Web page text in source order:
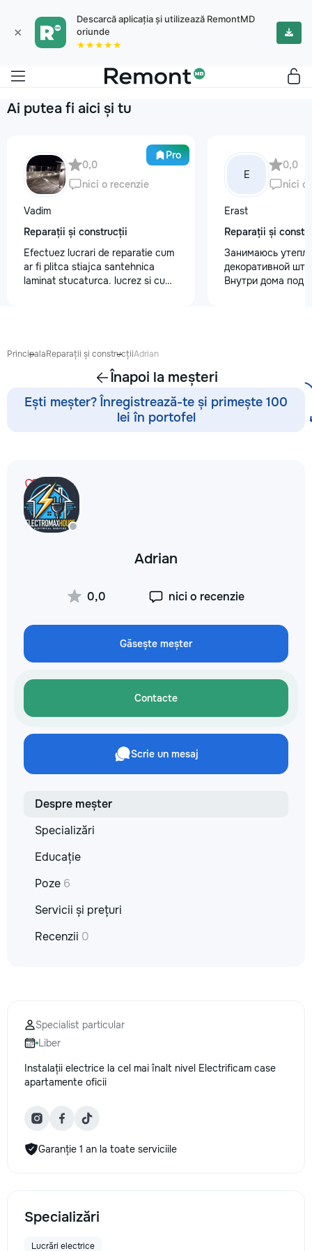
×
Descarcă aplicația și utilizează RemontMD
oriunde
★★★★★
Ai putea fi aici și tu
Pro
0,0
nici o recenzie
Vadim
Reparații și construcții
Efectuez lucrari de reparatie cum
ar fi plitca stiajca santehnica
laminat stucaturca. lucrez si cu
E
0,0
nici o
Erast
Reparații și
Занимаюсь
декоративной
Внутри дома под
PrincipalaReparații și construcțiiAdrian
Înapoi la meșteri
Ești meșter? Înregistrează-te și primește 100
lei în portofel
Adrian
0,0 nici o recenzie
Găsește meșter
Contacte
Scrie un mesaj
Despre meșter
Specializări
Educație
Poze 6
Servicii și prețuri
Recenzii 0
Specialist particular
Liber
Instalații electrice la cel mai înalt nivel Electrificam case
apartamente oficii
Garanție 1 an la toate serviciile
Specializări
Lucrări electrice